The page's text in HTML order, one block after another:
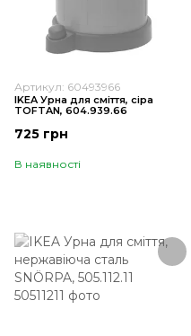
Артикул: 60493966
IKEA Урна для сміття, сіра
TOFTAN, 604.939.66
725 грн
В наявності